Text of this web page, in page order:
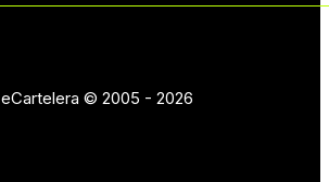
eCartelera © 2005 - 2026